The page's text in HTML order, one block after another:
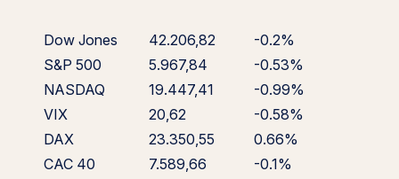
Dow Jones 42.206,82
-0.2%
S&P 500
5.967,84
-0.53%
NASDAQ
19.447,41
-0.99%
VIX
20,62
-0.58%
DAX
23.350,55
0.66%
CAC 40
7.589,66
-0.1%